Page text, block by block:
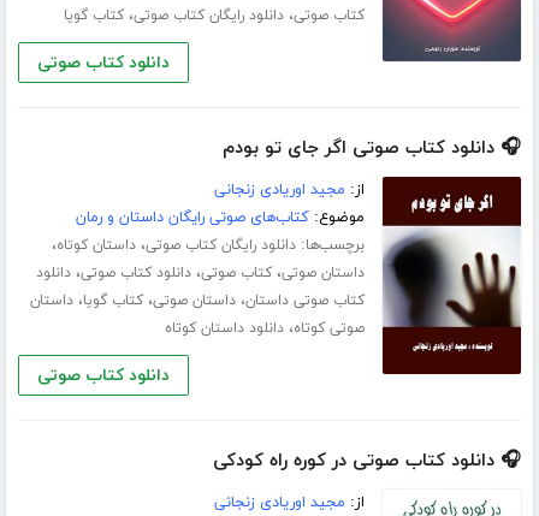
کتاب صوتی،دانلود رایگان کتاب صوتی،کتاب گویا
دانلود کتاب صوتی
🎧 دانلود کتاب صوتی اگر جای تو بودم
از: مجید اوریادی زنجانی
موضوع:کتاب‌های صوتی رایگان داستان و رمان
برچسب‌ها:دانلود رایگان کتاب صوتی،داستان کوتاه،
داستان صوتی،کتاب صوتی،دانلود کتاب صوتی،دانلود
کتاب صوتی داستان،داستان صوتی،کتاب گویا،داستان
صوتی کوتاه،دانلود داستان کوتاه
دانلود کتاب صوتی
🎧 دانلود کتاب صوتی در کوره راه کودکی
از: مجید اوریادی زنجانی